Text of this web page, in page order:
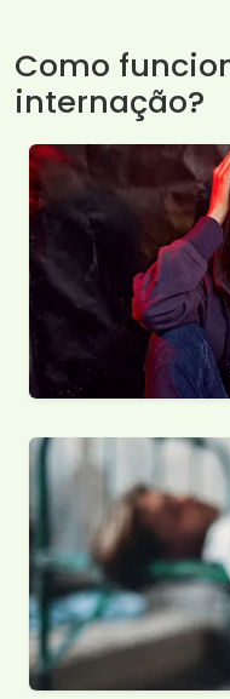
Como
internação?